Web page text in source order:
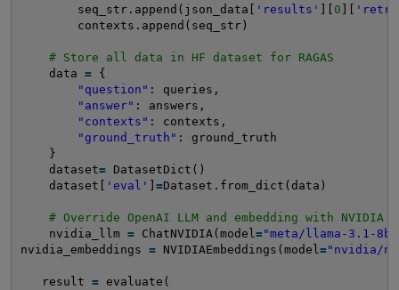
seq_str.append(json_data[
'results' 0
contexts.append(seq_str)
# Store all data in HF dataset for RAGAS
data =
{
"question" : queries,
"answer" : answers,
"contexts" : contexts,
"ground_truth" : ground_truth
}
dataset=
DatasetDict()
dataset[
'eval' =Dataset.from_dict(data)
# Override OpenAI LLM and embedding with NVIDIA
nvidia_llm = ChatNVIDIA(model="meta/llama-3.1-
nvidia_embeddings = NVIDIAEmbeddings(model="nvidia/nv-
result =
evaluate(